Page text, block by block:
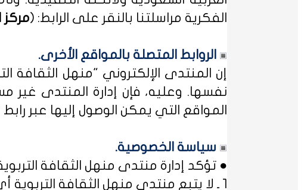
الفكرية مراسلتنا بالنقر على الرابط: (مركز
الروابط المتصلة بالمواقع الأخرى.
إن المنتدى الإلكتروني "منهل
نفسها. وعليه، فإن إدارة المنتدى غير
المواقع التي يمكن الوصول إليها عبر
سياسة الخصوصية.
● تؤكد إدارة منتدى منهل الثقافة
1 ـ لا يتبع منتدى منهل الثقافة التربوية أي مؤسسة أو منظمة حكومية ... فمنهل لثقافتك !